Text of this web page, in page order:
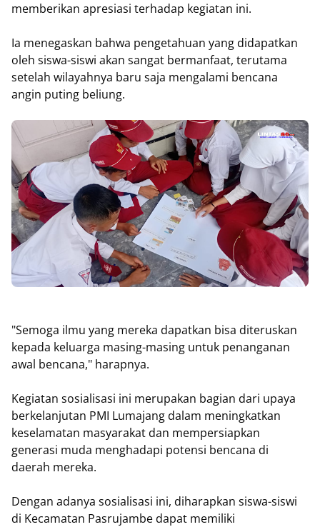
memberikan apresiasi terhadap kegiatan ini.
Ia menegaskan bahwa pengetahuan yang didapatkan
oleh siswa-siswi akan sangat bermanfaat, terutama
setelah wilayahnya baru saja mengalami bencana
angin puting beliung.
"Semoga ilmu yang mereka dapatkan bisa diteruskan
kepada keluarga masing-masing untuk penanganan
awal bencana," harapnya.
Kegiatan sosialisasi ini merupakan bagian dari upaya
berkelanjutan PMI Lumajang dalam meningkatkan
keselamatan masyarakat dan mempersiapkan
generasi muda menghadapi potensi bencana di
daerah mereka.
Dengan adanya sosialisasi ini, diharapkan siswa-siswi
di Kecamatan Pasrujambe dapat memiliki